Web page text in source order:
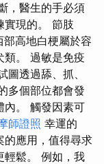
，醫生的手必須
實現的。 節肢
高地白梗屬於容
類。 過敏是免疫
透過舔、抓、
多個部位都會發
內。 觸發因素可
師證照 幸運的
的應用，值得尋求
輕鬆。 例如，我